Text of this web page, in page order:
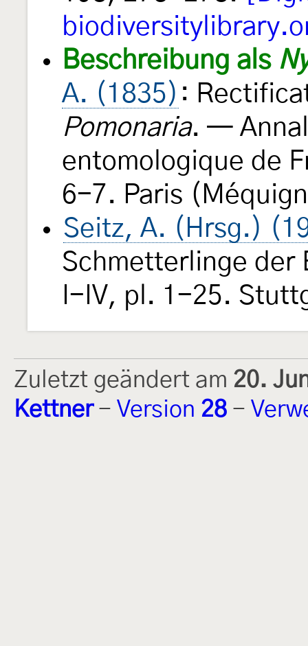
Beschreibung als
A. (1835) :
Pomonaria. —
entomologique de
6-7. Paris
Seitz, A. (Hrsg.)
Schmetterlinge der
I-IV, pl. 1-25.
Zuletzt geändert am 20.
Kettner- Version 28 -